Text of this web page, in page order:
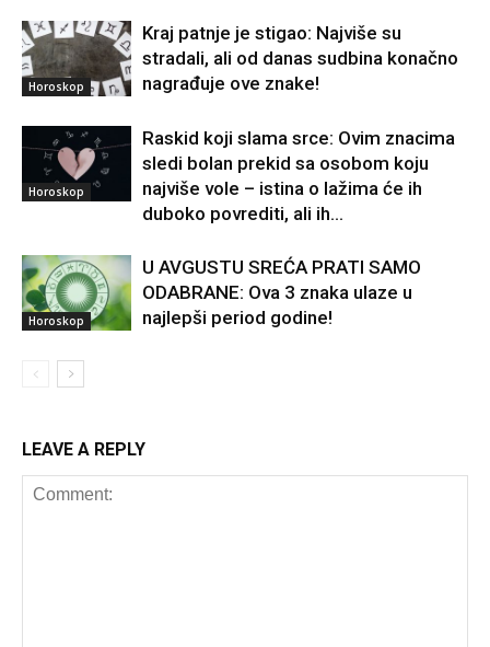
Horoskop
Kraj patnje je stigao: Najviše su
stradali, ali od danas sudbina konačno
nagrađuje ove znake!
Horoskop
Raskid koji slama srce: Ovim znacima
sledi bolan prekid sa osobom koju
najviše vole – istina o lažima će ih
duboko povrediti, ali ih...
Horoskop
U AVGUSTU SREĆA PRATI SAMO
ODABRANE: Ova 3 znaka ulaze u
najlepši period godine!
LEAVE A REPLY